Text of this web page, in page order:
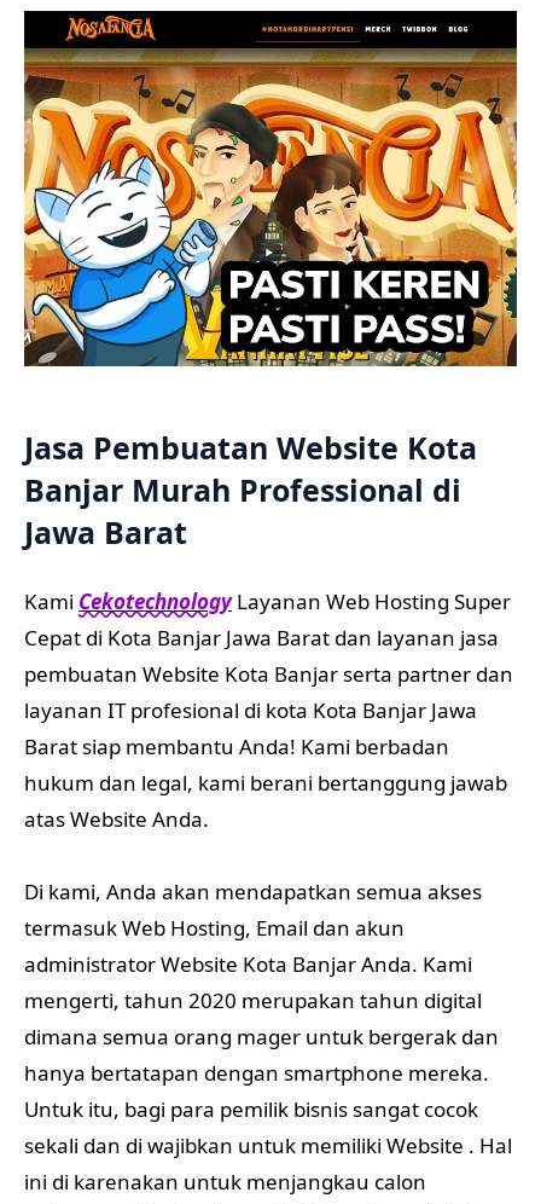
Jasa Pembuatan Website Kota
Banjar Murah Professional di
Jawa Barat
pembuatan Website Kota Banjar serta partner dan
layanan IT profesional di kota Kota Banjar Jawa
Barat siap membantu Anda! Kami berbadan
atas Website Anda.
Di kami, Anda akan mendapatkan semua akses
termasuk Web Hosting, Email dan akun
administrator Website Kota Banjar Anda. Kami
mengerti, tahun 2020 merupakan tahun digital
dimana semua orang mager untuk bergerak dan
Untuk itu, bagi para pemilik bisnis sangat cocok
sekali dan di wajibkan untuk memiliki Website . Hal
ini di karenakan untuk menjangkau calon
pelanggan di seluruh provinsi Jawa Barat bahkan
dunia.
Dengan memiliki Website , Anda selangkah lebih
maju dari lainnya. Disamping itu, profile Anda akan
di kenal karena terpapar jelas di website beserta